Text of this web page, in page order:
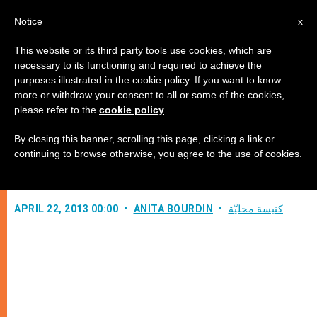
"لا تتعبوا من أن تكونوا رحماء"
البابا يمنح السيامة الكهنوتية لعشرة
APRIL 22, 2013 00:00 ANITA BOURDIN كنيسة محليّة
x
Notice
This website or its third party tools use cookies, which are
necessary to its functioning and required to achieve the
purposes illustrated in the cookie policy. If you want to know
more or withdraw your consent to all or some of the cookies,
please refer to the cookie policy
By closing this banner, scrolling this page, clicking a link or
continuing to browse otherwise, you agree to the use of cookies.